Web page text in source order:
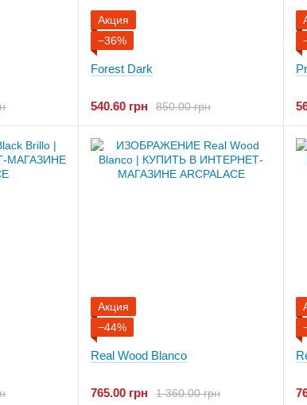
Акция
−36%
Forest Dark
850.00 грн
540.60 грн
Акция
−44%
Real Wood Blanco
1 360.00 грн
765.00 грн